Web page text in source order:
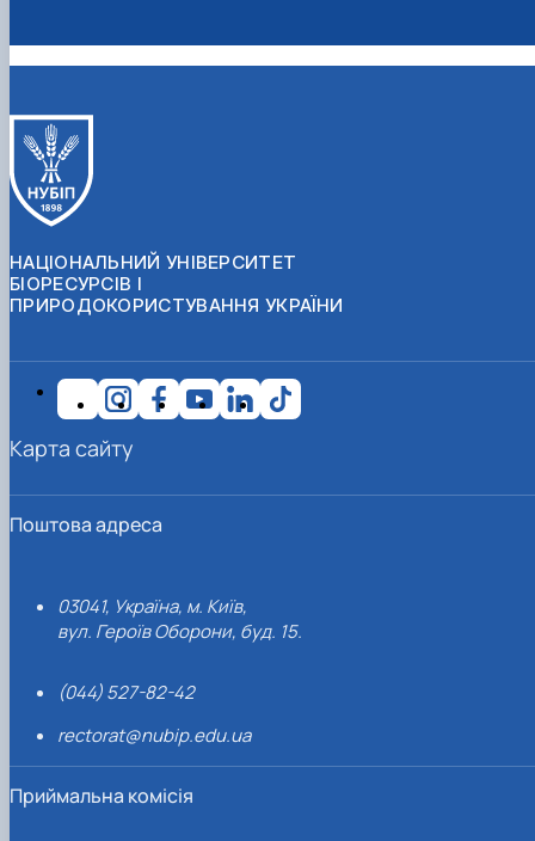
НАЦІОНАЛЬНИЙ УНІВЕРСИТЕТ
БІОРЕСУРСІВ І
ПРИРОДОКОРИСТУВАННЯ УКРАЇНИ
Поштова адреса
03041, Україна, м. Київ,
вул. Героїв Оборони, буд. 15.
(044) 527-82-42
rectorat@nubip.edu.ua
Приймальна комісія
Карта сайту